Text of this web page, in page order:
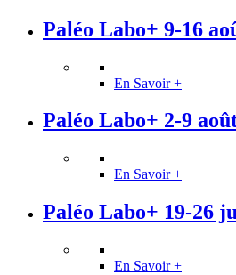
Paléo Labo+ 9-16
En Savoir +
Paléo Labo+ 2-9
En Savoir +
Paléo Labo+ 19-26
En Savoir +